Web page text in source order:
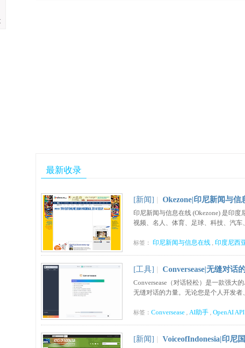
最新收录
[新闻] | Okezone|印尼新闻与信
印尼新闻与信息在线 (Okezone) 是印
视频、名人、体育、足球、科技、汽车
标签： 印尼新闻与信息在线 , 印度尼西
[工具] | Conversease|无缝对话
Conversease（对话轻松）是一款强大
无缝对话的力量。无论您是个人开发者
标签： Conversease , AI助手 , OpenAI API
[新闻] | VoiceofIndonesia|印尼